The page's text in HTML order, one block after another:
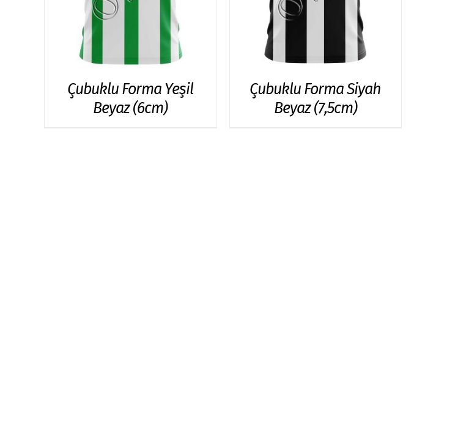
Çubuklu Forma Yeşil
Beyaz (6cm)
Çubuklu Forma Siyah
Beyaz (7,5cm)